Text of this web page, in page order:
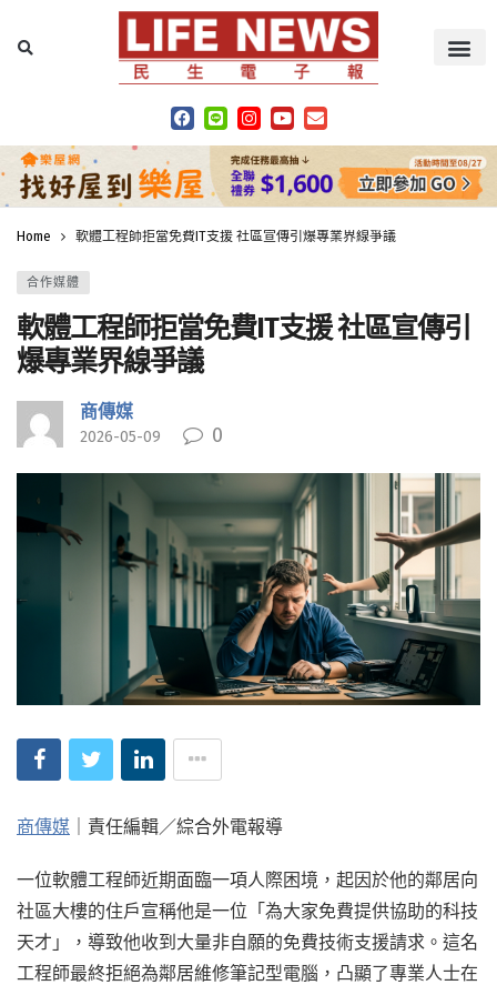
Home 軟體工程師拒當免費IT支援 社區宣傳引爆專業界線爭議
合作媒體
軟體工程師拒當免費IT支援 社區宣傳引
爆專業界線爭議
商傳媒
2026-05-09 0
商傳媒 ｜責任編輯／綜合外電報導
一位軟體工程師近期面臨一項人際困境，起因於他的鄰居向
社區大樓的住戶宣稱他是一位「為大家免費提供協助的科技
天才」，導致他收到大量非自願的免費技術支援請求。這名
工程師最終拒絕為鄰居維修筆記型電腦，凸顯了專業人士在